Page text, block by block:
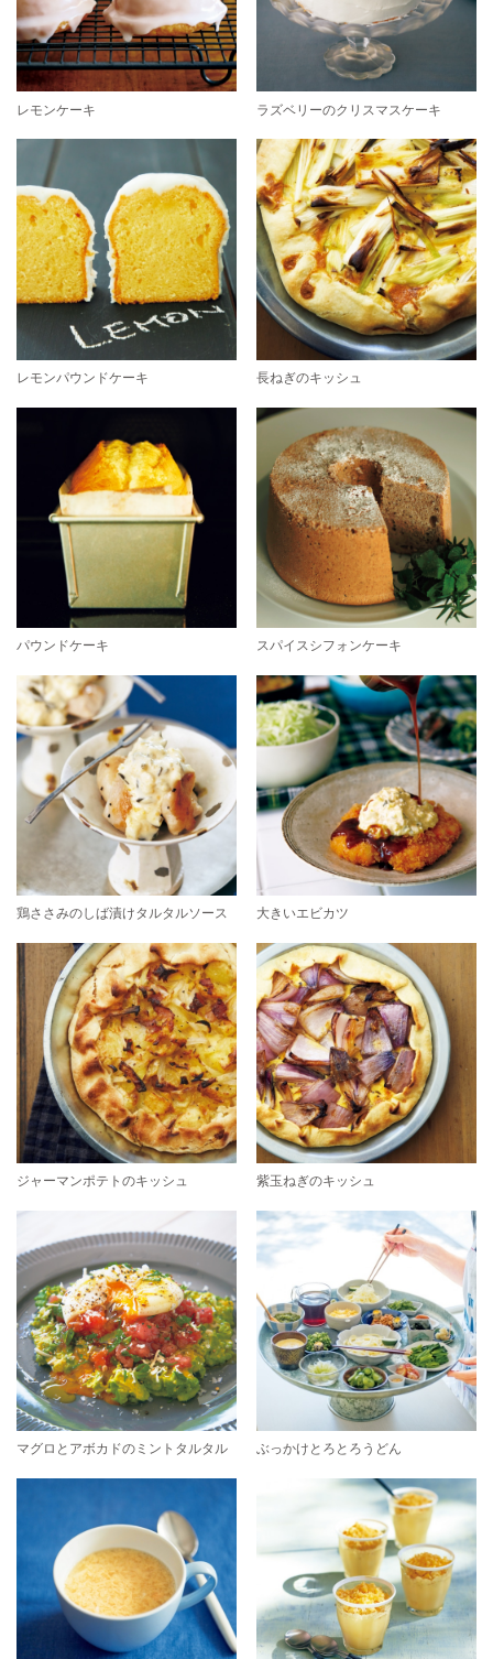
レモンケーキ ラズベリーのクリスマスケーキ
レモンパウンドケーキ 長ねぎのキッシュ
パウンドケーキ スパイスシフォンケーキ
鶏ささみのしば漬けタルタルソース 大きいエビカツ
ジャーマンポテトのキッシュ 紫玉ねぎのキッシュ
マグロとアボカドのミントタルタル ぶっかけとろとろうどん